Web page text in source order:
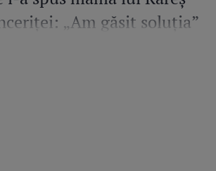
„Am găsit soluția”